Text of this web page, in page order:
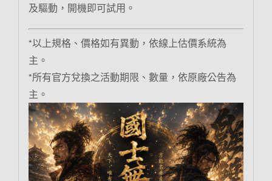
及驅動，開機即可試用。
*以上規格、價格如有異動，依線上估價系統為
主。
*所有官方兌換之活動期限、數量，依原廠公告為
主。